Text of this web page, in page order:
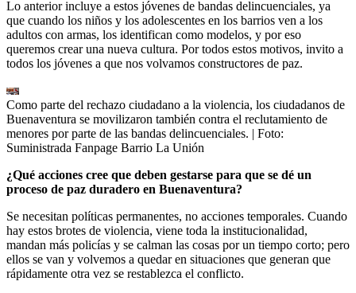
Lo anterior incluye a estos jóvenes de bandas delincuenciales, ya
que cuando los niños y los adolescentes en los barrios ven a los
adultos con armas, los identifican como modelos, y por eso
queremos crear una nueva cultura. Por todos estos motivos, invito a
todos los jóvenes a que nos volvamos constructores de paz.
Como parte del rechazo ciudadano a la violencia, los ciudadanos de
Buenaventura se movilizaron también contra el reclutamiento de
menores por parte de las bandas delincuenciales. | Foto:
Suministrada Fanpage Barrio La Unión
¿Qué acciones cree que deben gestarse para que se dé un
proceso de paz duradero en Buenaventura?
Se necesitan políticas permanentes, no acciones temporales. Cuando
hay estos brotes de violencia, viene toda la institucionalidad,
mandan más policías y se calman las cosas por un tiempo corto; pero
ellos se van y volvemos a quedar en situaciones que generan que
rápidamente otra vez se restablezca el conflicto.